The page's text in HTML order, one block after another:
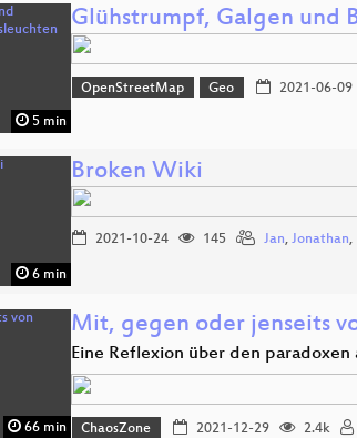
5 min
Glühstrumpf, Galgen und
OpenStreetMap Geo 2021-06-09
6 min
Broken Wiki
2021-10-24 145 Jan, Jonathan,
66 min
Mit, gegen oder jenseits
Eine Reflexion über den
ChaosZone 2021-12-29 2.4k